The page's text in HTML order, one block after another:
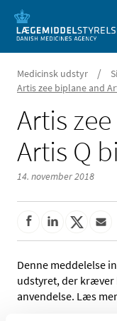
Medicinsk udstyr /
Artis zee biplane and
Artis
Artis Q
14. november 2018
Denne meddelelse
udstyret, der
anvendelse. Læs